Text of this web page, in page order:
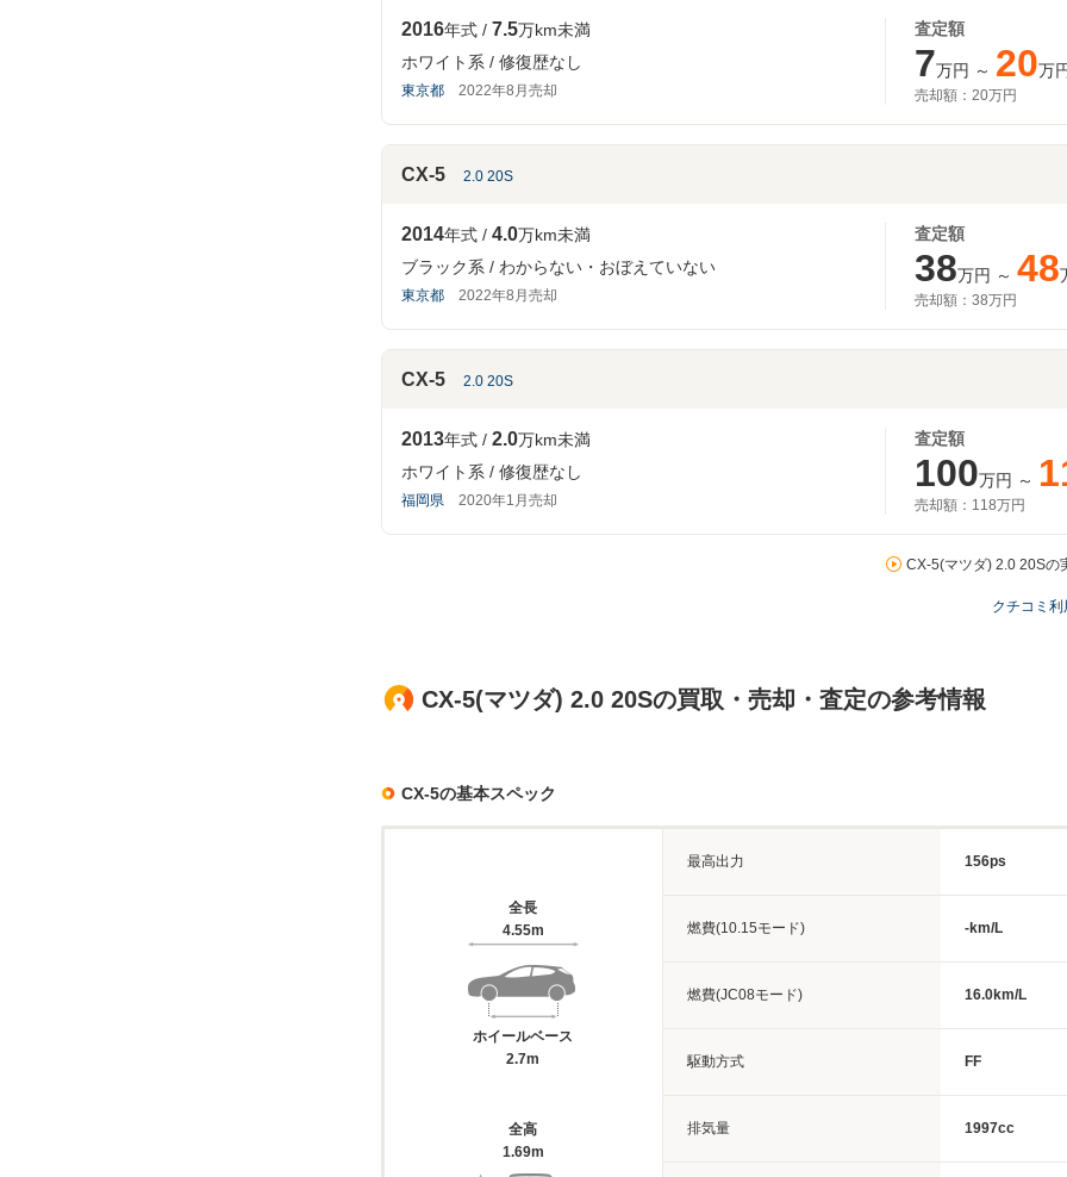
2016年式 7.5万km未満
ホワイト系
修復歴なし
東京都 2022年8月売却
査定額
7万円 ～ 20万
売却額： 20万円
CX-5 2.0 20S
2014年式 4.0万km未満
ブラック系
わからない・おぼえていない
東京都 2022年8月売却
査定額
38万円 ～ 48
売却額： 38万円
CX-5 2.0 20S
2013年式 2.0万km未満
ホワイト系
修復歴なし
福岡県 2020年1月売却
査定額
100万円 ～
売却額： 118万円
CX-5(マツダ) 2.0 20Sの
クチコミ
CX-5(マツダ) 2.0 20Sの買取・売却・査定の参考情報
CX-5の基本スペック
全長
4.55m
ホイールベース
2.7m
全高
1.69m
最高出力 156ps
燃費(10.15モード) -km/L
燃費(JC08モード) 16.0km/L
駆動方式 FF
排気量 1997cc